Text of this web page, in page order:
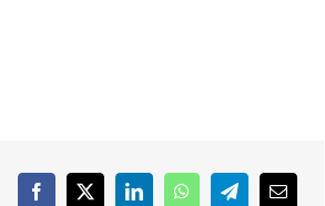
Facebook
X LinkedInWhatsAppTelegramEmail